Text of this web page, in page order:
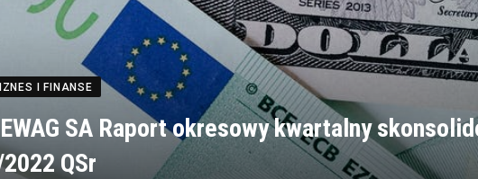
I FINANSE
SA Raport okresowy kwartalny
QSr